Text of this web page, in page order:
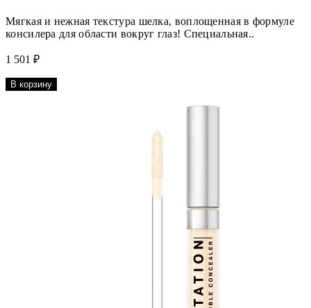
Мягкая и нежная текстура шелка, воплощенная в формуле
консилера для области вокруг глаз! Специальная..
1 501 ₽
В корзину